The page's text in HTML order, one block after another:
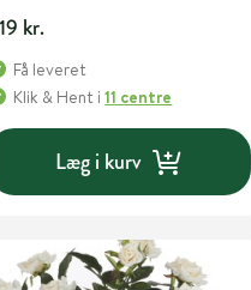
kr.
Få leveret
Klik & Hent i11 centre
Læg i kurv